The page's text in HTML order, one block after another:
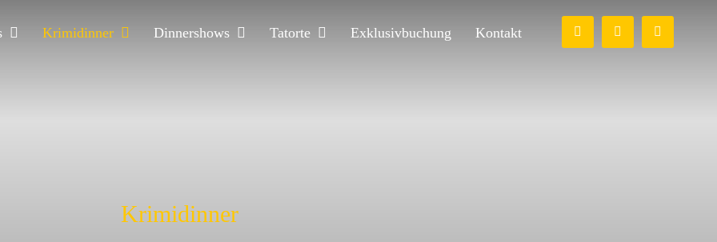
Krimidinner Dinnershows Tatorte Exklusivbuchung Kontakt
Krimidinner